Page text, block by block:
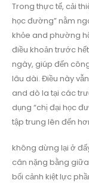
Trong thực tế, cải
học đường” nằm
khỏe and phường
điều khoản trước
ngày, giúp đến
lâu dài. Điều này
and dò la tại các
dụng “chị đại học
tập trung lên đến
không dừng lại ở
cân nặng bằng
bối cảnh kiệt lực